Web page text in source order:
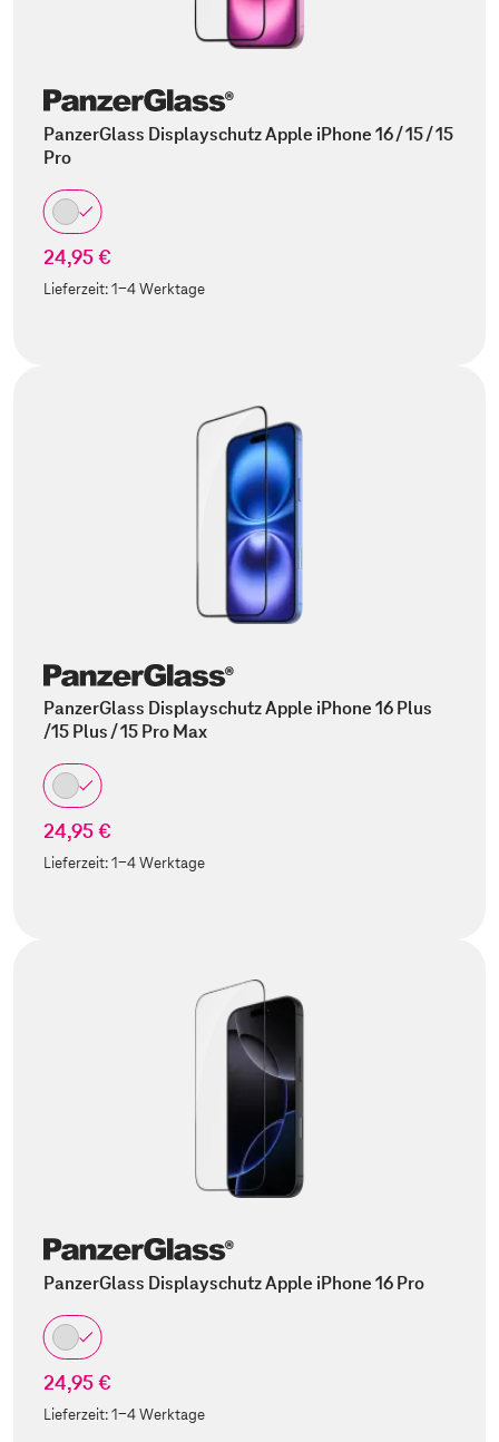
PanzerGlass Displayschutz Apple iPhone 16 / 15 / 15
Pro
24,95 €
Lieferzeit:1-4 Werktage
PanzerGlass Displayschutz Apple iPhone 16 Plus
/15 Plus / 15 Pro Max
24,95 €
Lieferzeit:1-4 Werktage
PanzerGlass Displayschutz Apple iPhone 16 Pro
24,95 €
Lieferzeit:1-4 Werktage